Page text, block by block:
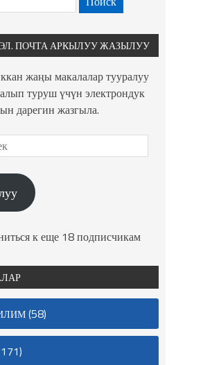
ПОЧТА АРКЫЛУУ ЖАЗЫЛУУ
жаңы макалалар тууралуу
туруш үчүн электрондук
дарегин жазгыла.
к еще 18 подписчикам
(58)